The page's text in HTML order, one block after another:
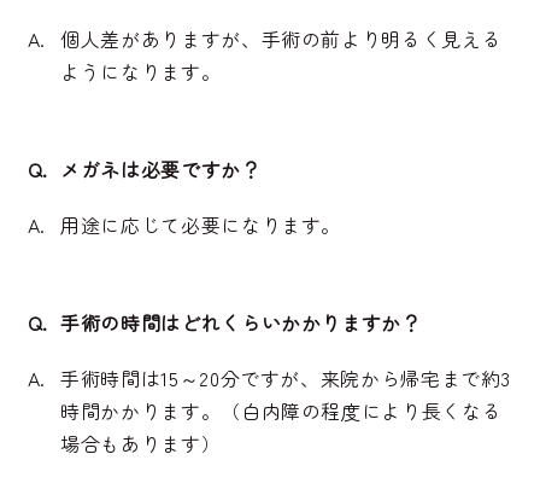
個人差がありますが、手術の前より明るく見える
ようになります。
メガネは必要ですか？
用途に応じて必要になります。
手術の時間はどれくらいかかりますか？
手術時間は15～20分ですが、来院から帰宅まで約3
時間かかります。（白内障の程度により長くなる
場合もあります）